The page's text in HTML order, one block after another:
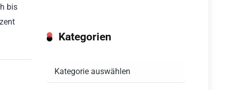
bis
Kategorien